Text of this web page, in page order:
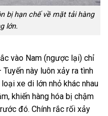
bị hạn chế về mặt tải hàng
lớn.
vào Nam (ngược lại) chỉ
này luôn xảy ra tình
xe di lớn nhỏ khác nhau
khiến hàng hóa bị chậm
đó. Chính rắc rối xảy